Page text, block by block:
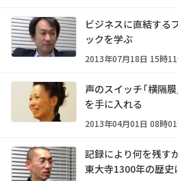
ビジネスに直結する
ックを学ぶ
2013年07月18日 15時
声のスイッチ「横隔
を手に入れる
2013年04月01日 08時
記録により何を残すか
東大寺1300年の歴史